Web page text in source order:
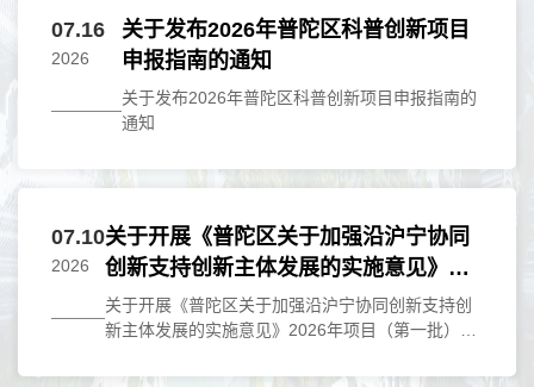
07.16
2026
关于发布2026年普陀区科普创新项目
申报指南的通知
关于发布2026年普陀区科普创新项目申报指南的
通知
07.10
2026
关于开展《普陀区关于加强沿沪宁协同
创新支持创新主体发展的实施意见》
2026年项目（第一批）申报工作的通知
关于开展《普陀区关于加强沿沪宁协同创新支持创
新主体发展的实施意见》2026年项目（第一批）申